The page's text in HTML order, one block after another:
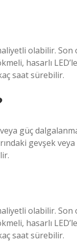
olabilir. Son
hasarlı
saat sürebilir.
güç
gevşek
olabilir. Son
hasarlı
saat sürebilir.